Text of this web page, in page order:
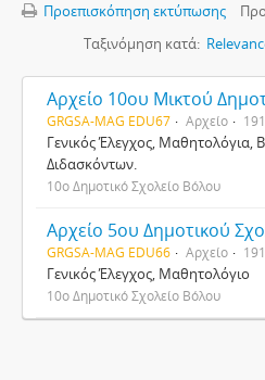
Προεπισκόπηση εκτύπωσης
Ταξινόμηση κατά:
GRGSA-MAG EDU67 Αρχείο
Γενικός Έλεγχος, Μαθητολόγια,
Διδασκόντων.
10ο Δημοτικό Σχολείο Βόλου
GRGSA-MAG EDU66 Αρχείο
Γενικός Έλεγχος, Μαθητολόγιο
10ο Δημοτικό Σχολείο Βόλου